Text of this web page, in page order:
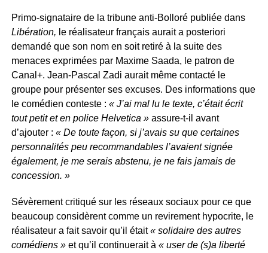
Primo-signataire de la tribune anti-Bolloré publiée dans
Libération, le réalisateur français aurait a posteriori
demandé que son nom en soit retiré à la suite des
menaces exprimées par Maxime Saada, le patron de
Canal+. Jean-Pascal Zadi aurait même contacté le
groupe pour présenter ses excuses. Des informations que
le comédien conteste : « J’ai mal lu le texte, c’était écrit
tout petit et en police Helvetica » assure-t-il avant
d’ajouter : « De toute façon, si j’avais su que certaines
personnalités peu recommandables l’avaient signée
également, je me serais abstenu, je ne fais jamais de
concession. »
Sévèrement critiqué sur les réseaux sociaux pour ce que
beaucoup considèrent comme un revirement hypocrite, le
réalisateur a fait savoir qu’il était« solidaire des autres
comédiens » et qu’il continuerait à « user de (s)a liberté